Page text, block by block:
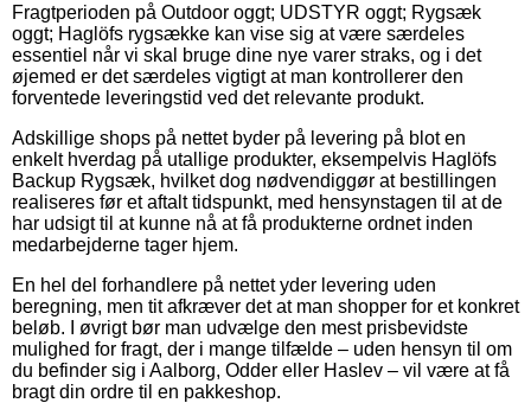
Fragtperioden på Outdoor oggt; UDSTYR oggt; Rygsæk
oggt; Haglöfs rygsække kan vise sig at være særdeles
essentiel når vi skal bruge dine nye varer straks, og i det
øjemed er det særdeles vigtigt at man kontrollerer den
forventede leveringstid ved det relevante produkt.
Adskillige shops på nettet byder på levering på blot en
enkelt hverdag på utallige produkter, eksempelvis Haglöfs
Backup Rygsæk, hvilket dog nødvendiggør at bestillingen
realiseres før et aftalt tidspunkt, med hensynstagen til at de
har udsigt til at kunne nå at få produkterne ordnet inden
medarbejderne tager hjem.
En hel del forhandlere på nettet yder levering uden
beregning, men tit afkræver det at man shopper for et konkret
beløb. I øvrigt bør man udvælge den mest prisbevidste
mulighed for fragt, der i mange tilfælde – uden hensyn til om
du befinder sig i Aalborg, Odder eller Haslev – vil være at få
bragt din ordre til en pakkeshop.